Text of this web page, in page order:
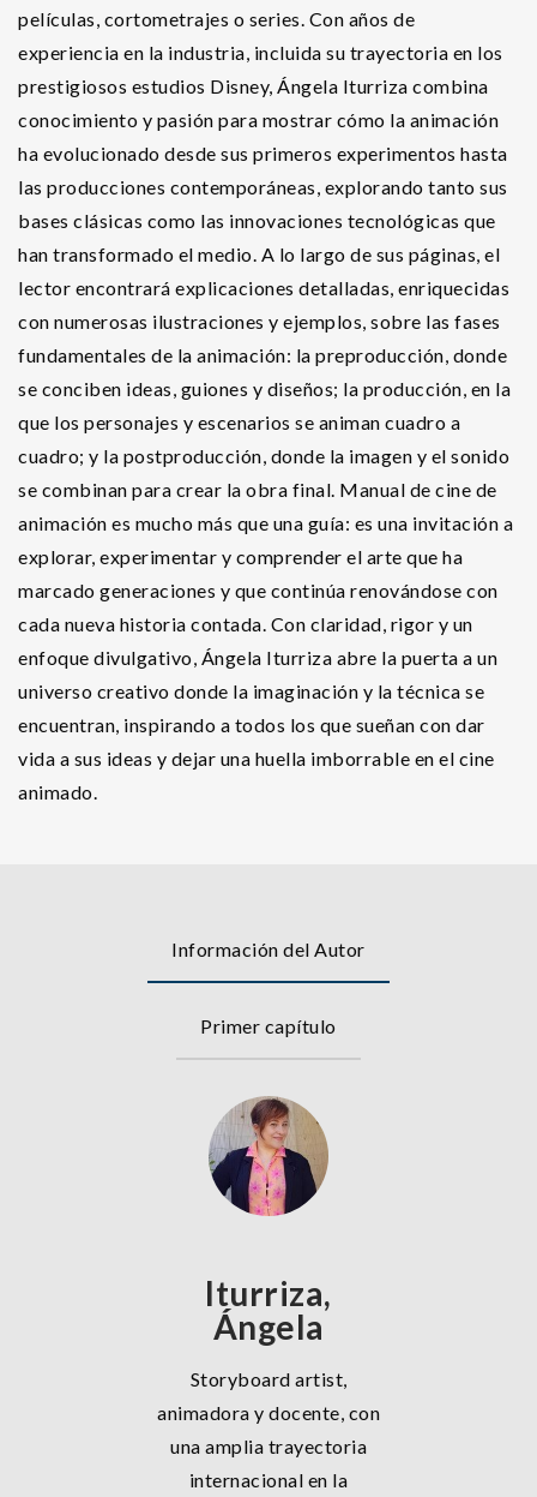
películas, cortometrajes o series. Con años de
experiencia en la industria, incluida su trayectoria en los
prestigiosos estudios Disney, Ángela Iturriza combina
conocimiento y pasión para mostrar cómo la animación
ha evolucionado desde sus primeros experimentos hasta
las producciones contemporáneas, explorando tanto sus
bases clásicas como las innovaciones tecnológicas que
han transformado el medio. A lo largo de sus páginas, el
lector encontrará explicaciones detalladas, enriquecidas
con numerosas ilustraciones y ejemplos, sobre las fases
fundamentales de la animación: la preproducción, donde
se conciben ideas, guiones y diseños; la producción, en la
que los personajes y escenarios se animan cuadro a
cuadro; y la postproducción, donde la imagen y el sonido
se combinan para crear la obra final. Manual de cine de
animación es mucho más que una guía: es una invitación a
explorar, experimentar y comprender el arte que ha
marcado generaciones y que continúa renovándose con
cada nueva historia contada. Con claridad, rigor y un
enfoque divulgativo, Ángela Iturriza abre la puerta a un
universo creativo donde la imaginación y la técnica se
encuentran, inspirando a todos los que sueñan con dar
vida a sus ideas y dejar una huella imborrable en el cine
animado.
Información del Autor
Primer capítulo
Iturriza,
Ángela
Storyboard artist,
animadora y docente, con
una amplia trayectoria
internacional en la